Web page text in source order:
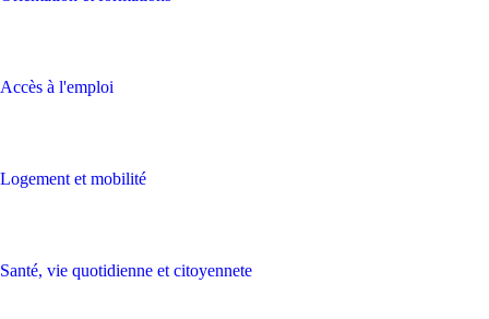
Accès à l'emploi
Logement et mobilité
Santé, vie quotidienne et citoyennete